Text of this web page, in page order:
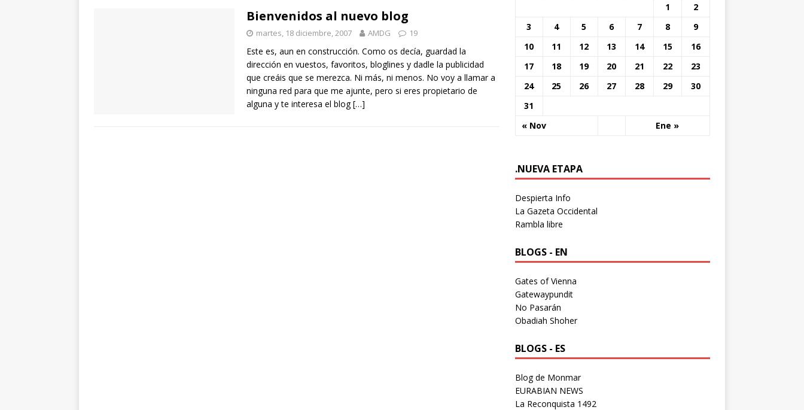
Bienvenidos al nuevo blog
martes, 18 diciembre, 2007 AMDG 19
Este es, aun en construcción. Como os decí­a, guardad la
dirección en vuestos, favoritos, bloglines y dadle la publicidad
que creáis que se merezca. Ni más, ni menos. No voy a llamar a
ninguna red para que me ajunte, pero si eres propietario de
alguna y te interesa el blog[…]
« Nov Ene »
1
2
3
4 5 6 7 8
9
10
11 12 13 14 15
16
17
18 19 20 21 22
23
24
25 26 27 28 29
30
31
.NUEVA ETAPA
Despierta Info
La Gazeta Occidental
Rambla libre
BLOGS - EN
Gates of Vienna
Gatewaypundit
No Pasarán
Obadiah Shoher
BLOGS - ES
Blog de Monmar
EURABIAN NEWS
La Reconquista 1492